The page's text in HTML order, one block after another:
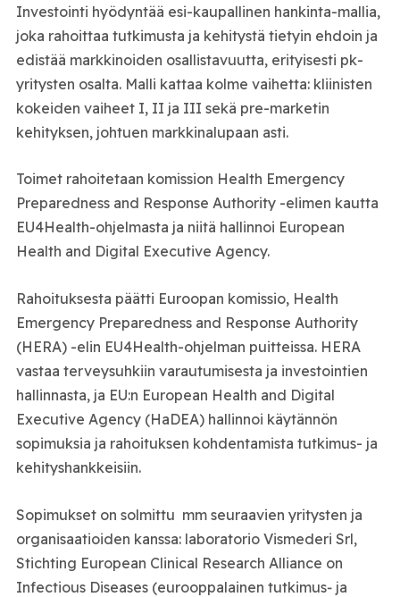
Investointi hyödyntää esi-kaupallinen hankinta-mallia,
joka rahoittaa tutkimusta ja kehitystä tietyin ehdoin ja
edistää markkinoiden osallistavuutta, erityisesti pk-
yritysten osalta. Malli kattaa kolme vaihetta: kliinisten
kokeiden vaiheet I, II ja III sekä pre-marketin
kehityksen, johtuen markkinalupaan asti.
Toimet rahoitetaan komission Health Emergency
Preparedness and Response Authority -elimen kautta
EU4Health-ohjelmasta ja niitä hallinnoi European
Health and Digital Executive Agency.
Rahoituksesta päätti Euroopan komissio, Health
Emergency Preparedness and Response Authority
(HERA) -elin EU4Health-ohjelman puitteissa. HERA
vastaa terveysuhkiin varautumisesta ja investointien
hallinnasta, ja EU:n European Health and Digital
Executive Agency (HaDEA) hallinnoi käytännön
sopimuksia ja rahoituksen kohdentamista tutkimus- ja
kehityshankkeisiin.
Sopimukset on solmittu mm seuraavien yritysten ja
organisaatioiden kanssa: laboratorio Vismederi Srl,
Stichting European Clinical Research Alliance on
Infectious Diseases (eurooppalainen tutkimus‑ ja